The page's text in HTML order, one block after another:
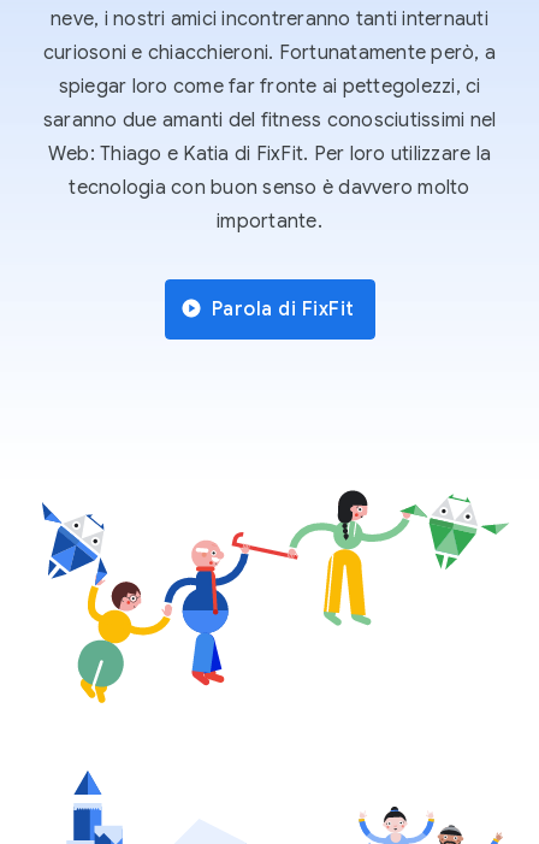
neve, i nostri amici incontreranno tanti internauti
curiosoni e chiacchieroni. Fortunatamente però, a
spiegar loro come far fronte ai pettegolezzi, ci
saranno due amanti del fitness conosciutissimi nel
Web: Thiago e Katia di FixFit. Per loro utilizzare la
tecnologia con buon senso è davvero molto
importante.
Parola di FixFit